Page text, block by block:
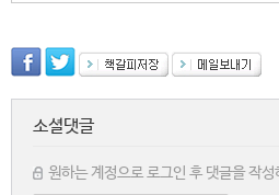
소셜댓글
원하는 계정으로 로그인 후 댓글을 작